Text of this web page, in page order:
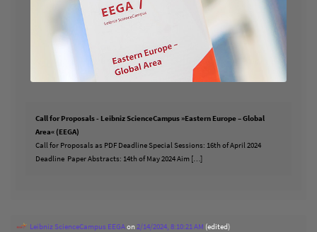
Call for Proposals - Leibniz ScienceCampus »Eastern Europe – Global
Area« (EEGA)
Call for Proposals as PDF Deadline Special Sessions: 16th of April 2024
Deadline Paper Abstracts: 14th of May 2024 Aim […]
Leibniz ScienceCampus EEGAon2/14/2024, 8:10:21 AM (edited)